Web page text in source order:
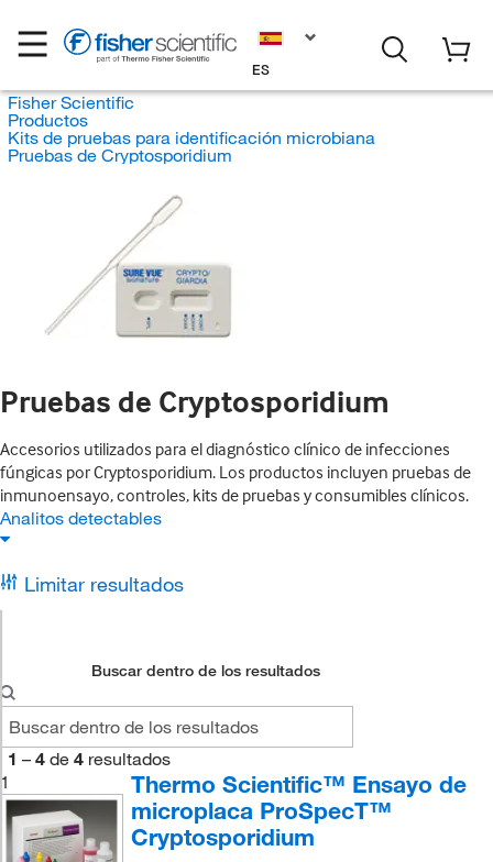
ES
Fisher Scientific
Productos
Kits de pruebas para identificación microbiana
Pruebas de Cryptosporidium
Pruebas de Cryptosporidium
Accesorios utilizados para el diagnóstico clínico de infecciones
fúngicas por Cryptosporidium. Los productos incluyen pruebas de
inmunoensayo, controles, kits de pruebas y consumibles clínicos.
Analitos detectables
Limitar resultados
Buscar dentro de los resultados
1 – 4 de 4 resultados
1
Thermo Scientific™ Ensayo de
microplaca ProSpecT™
Cryptosporidium